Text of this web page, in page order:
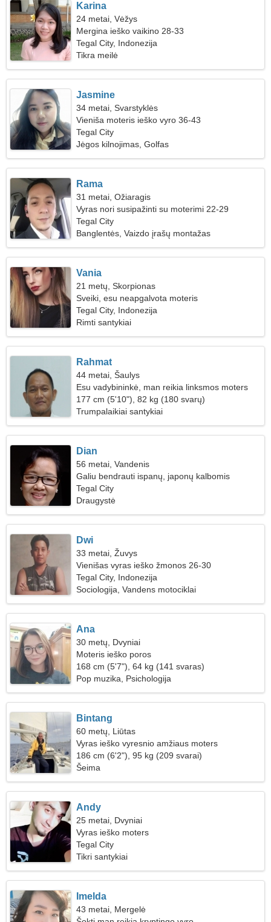
Karina
24 metai, Vėžys
Mergina ieško vaikino 28-33
Tegal City, Indonezija
Tikra meilė
Jasmine
34 metai, Svarstyklės
Vieniša moteris ieško vyro 36-43
Tegal City
Jėgos kilnojimas, Golfas
Rama
31 metai, Ožiaragis
Vyras nori susipažinti su moterimi 22-29
Tegal City
Banglentės, Vaizdo įrašų montažas
Vania
21 metų, Skorpionas
Sveiki, esu neapgalvota moteris
Tegal City, Indonezija
Rimti santykiai
Rahmat
44 metai, Šaulys
Esu vadybininkė, man reikia linksmos moters
177 cm (5'10"), 82 kg (180 svarų)
Trumpalaikiai santykiai
Dian
56 metai, Vandenis
Galiu bendrauti ispanų, japonų kalbomis
Tegal City
Draugystė
Dwi
33 metai, Žuvys
Vienišas vyras ieško žmonos 26-30
Tegal City, Indonezija
Sociologija, Vandens motociklai
Ana
30 metų, Dvyniai
Moteris ieško poros
168 cm (5'7"), 64 kg (141 svaras)
Pop muzika, Psichologija
Bintang
60 metų, Liūtas
Vyras ieško vyresnio amžiaus moters
186 cm (6'2"), 95 kg (209 svarai)
Šeima
Andy
25 metai, Dvyniai
Vyras ieško moters
Tegal City
Tikri santykiai
Imelda
43 metai, Mergelė